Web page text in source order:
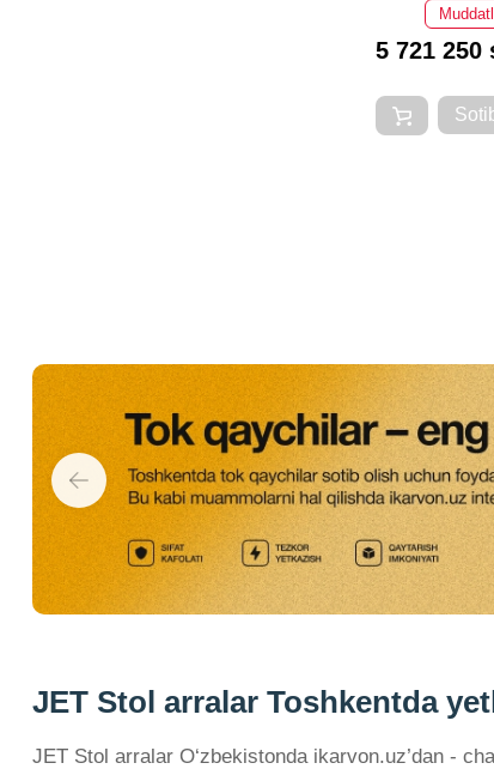
5 721 250
JET Stol arralar Toshkentda
JET Stol arralar O‘zbekistonda ikarvon.uz’dan -